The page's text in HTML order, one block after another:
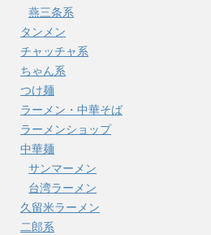
燕三条系
タンメン
チャッチャ系
ちゃん系
つけ麺
ラーメン・中華そば
ラーメンショップ
中華麺
サンマーメン
台湾ラーメン
久留米ラーメン
二郎系